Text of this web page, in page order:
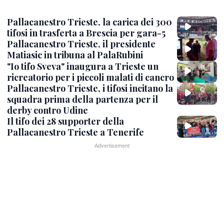
Pallacanestro Trieste, la carica dei 300
tifosi in trasferta a Brescia per gara-5
Pallacanestro Trieste, il presidente
Matiasic in tribuna al PalaRubini
"Io tifo Sveva" inaugura a Trieste un
ricreatorio per i piccoli malati di cancro
Pallacanestro Trieste, i tifosi incitano la
squadra prima della partenza per il
derby contro Udine
Il tifo dei 28 supporter della
Pallacanestro Trieste a Tenerife